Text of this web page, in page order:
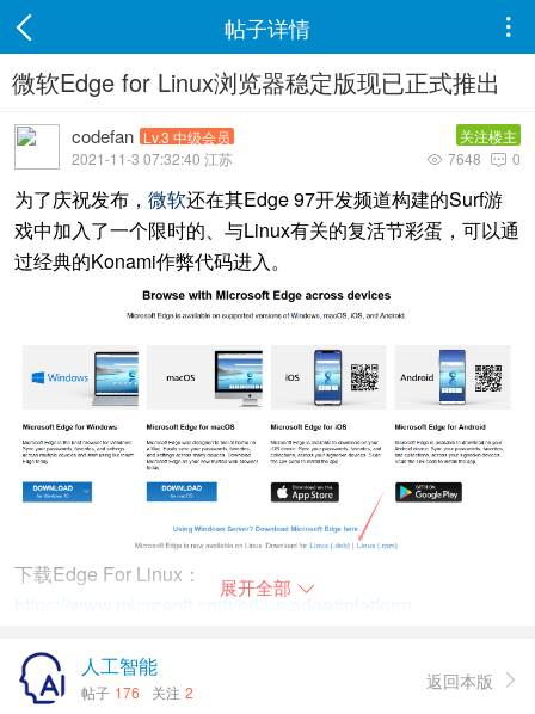
帖子详情 
微软Edge for Linux浏览器稳定版现已正式推出
codefan Lv.3 中级会员
关注楼主
2021-11-3 07:32:40 江苏
 0
 7648
为了庆祝发布， 微软还在其Edge 97开发频道构建的Surf游
戏中加入了一个限时的、与Linux有关的复活节彩蛋，可以通
过经典的Konami作弊代码进入。
下载Edge For Linux：
https://www.microsoft.com/en-us/edge#platform
器明年即将退役，微软正在使其更容易过渡到Microsoft
Edge的IE模式。企业现在可以通过云网站列表管理使用云位
展开全部 
人工智能
帖子 176 关注 2 返回本版 